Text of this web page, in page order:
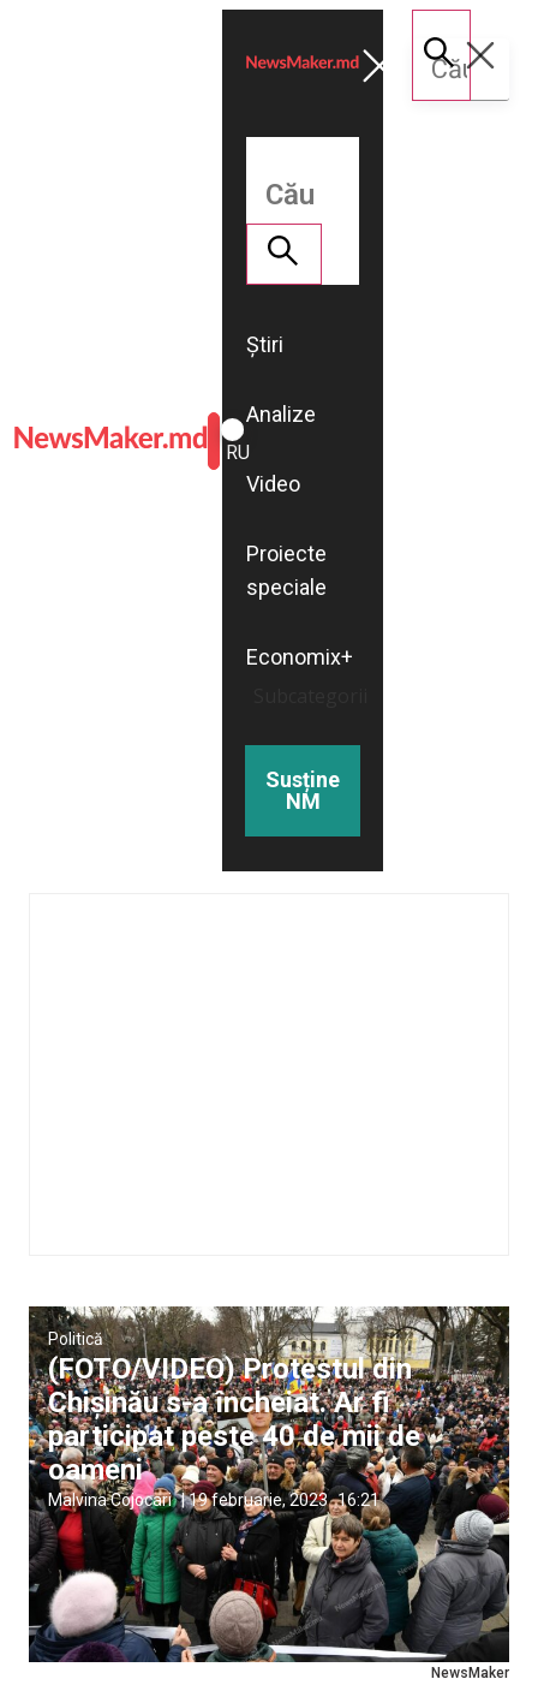
ROMÂNĂ
RU
Știri
Analize
Video
Proiecte
speciale
Economix+
Susține
NM
NewsMaker
Politică
(FOTO/VIDEO) Protestul din
Chișinău s-a încheiat. Ar fi
participat peste 40 de mii de
oameni
Malvina Cojocari |19 februarie, 2023 16:21